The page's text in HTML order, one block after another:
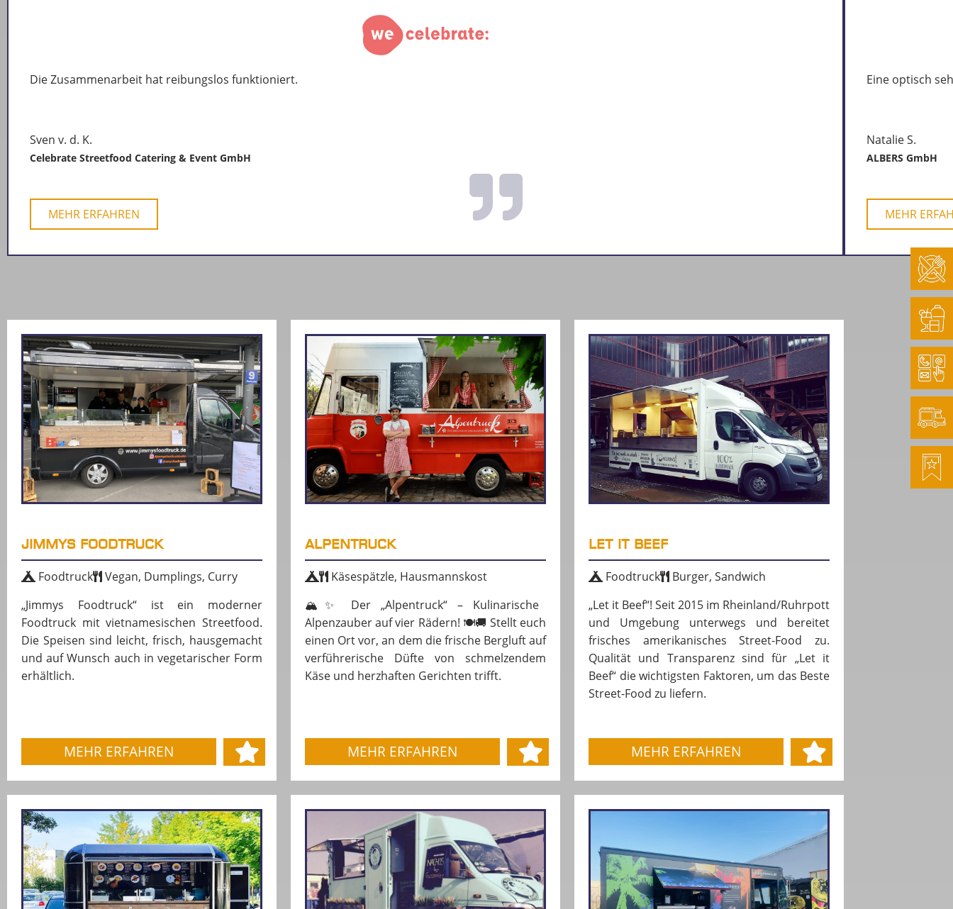
Die Zusammenarbeit hat reibungslos funktioniert.
Sven v. d. K.
Celebrate Streetfood Catering & Event GmbH
MEHR ERFAHREN
Eine optisch
Natalie S.
ALBERS GmbH
MEHR
JIMMYS FOODTRUCK
Foodtruck
Vegan, Dumplings, Curry
„Jimmys Foodtruck“ ist ein moderner
Foodtruck mit vietnamesischen Streetfood.
Die Speisen sind leicht, frisch, hausgemacht
und auf Wunsch auch in vegetarischer Form
erhältlich.
MEHR ERFAHREN
ALPENTRUCK
Käsespätzle, Hausmannskost
🏔️✨ Der „Alpentruck“ – Kulinarische
Alpenzauber auf vier Rädern! 🍽️🚚 Stellt euch
einen Ort vor, an dem die frische Bergluft auf
verführerische Düfte von schmelzendem
Käse und herzhaften Gerichten trifft.
MEHR ERFAHREN
LET IT BEEF
Foodtruck
Burger, Sandwich
„Let it Beef“! Seit 2015 im Rheinland/Ruhrpott
und Umgebung unterwegs und bereitet
frisches amerikanisches Street-Food zu.
Qualität und Transparenz sind für „Let it
Beef“ die wichtigsten Faktoren, um das Beste
Street-Food zu liefern.
MEHR ERFAHREN